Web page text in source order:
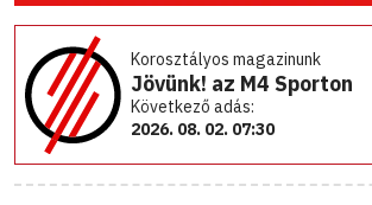
Korosztályos magazinunk
Jövünk! az M4 Sporton
Következő adás:
2026. 08. 02. 07:30